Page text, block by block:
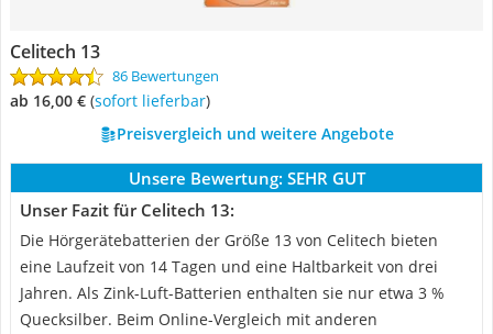
Celitech 13
86 Bewertungen
ab 16,00 € ( Sofort lieferbar)
Preisvergleich und weitere Angebote
Unsere Bewertung: SEHR GUT
Unser Fazit für Celitech 13:
Die Hörgerätebatterien der Größe 13 von Celitech bieten
eine Laufzeit von 14 Tagen und eine Haltbarkeit von drei
Jahren. Als Zink-Luft-Batterien enthalten sie nur etwa 3 %
Quecksilber. Beim Online-Vergleich mit anderen